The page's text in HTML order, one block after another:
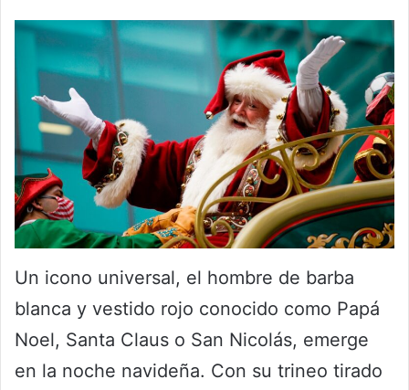
Un icono universal, el hombre de barba
blanca y vestido rojo conocido como Papá
Noel, Santa Claus o San Nicolás, emerge
en la noche navideña. Con su trineo tirado